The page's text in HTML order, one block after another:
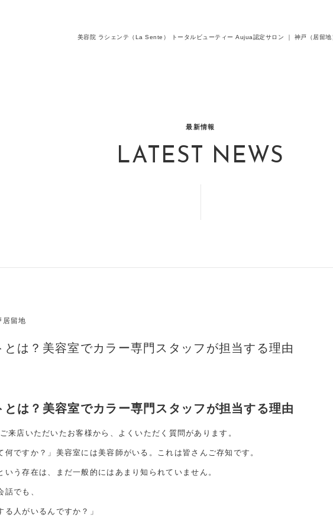
美容院 ラシェンテ（La Sente） トータルビューティー Aujua認定サロン ｜ 神戸（居留地
最新情報
LATEST NEWS
居留地
とは？美容室でカラー専門スタッフが担当する理由
とは？美容室でカラー専門スタッフが担当する理由
来店いただいたお客様から、よくいただく質問があります。
何ですか？」美容室には美容師がいる。これは皆さんご存知です。
いう存在は、まだ一般的にはあまり知られていません。
話でも、
る人がいるんですか？」